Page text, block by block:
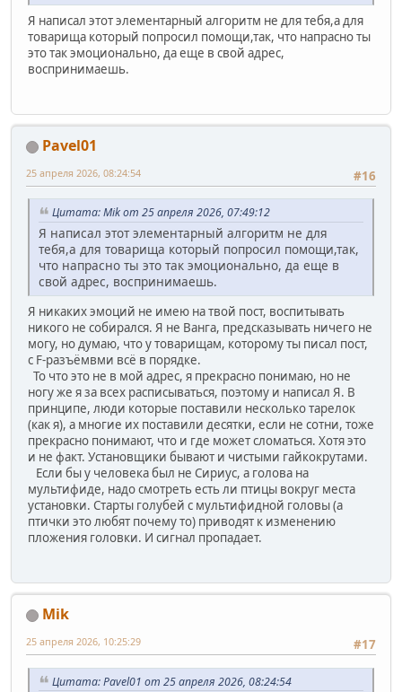
Я написал этот элементарный алгоритм не для тебя,а для
товарища который попросил помощи,так, что напрасно ты
это так эмоционально, да еще в свой адрес,
воспринимаешь.
Pavel01
#16
25 апреля 2026, 08:24:54
Цитата: Mik от 25 апреля 2026, 07:49:12
Я написал этот элементарный алгоритм не для
тебя,а для товарища который попросил помощи,так,
что напрасно ты это так эмоционально, да еще в
свой адрес, воспринимаешь.
Я никаких эмоций не имею на твой пост, воспитывать
никого не собирался. Я не Ванга, предсказывать ничего не
могу, но думаю, что у товарищам, которому ты писал пост,
с F-разъёмвми всё в порядке.
То что это не в мой адрес, я прекрасно понимаю, но не
ногу же я за всех расписываться, поэтому и написал Я. В
принципе, люди которые поставили несколько тарелок
(как я), а многие их поставили десятки, если не сотни, тоже
прекрасно понимают, что и где может сломаться. Хотя это
и не факт. Установщики бывают и чистыми гайкокрутами.
Если бы у человека был не Сириус, а голова на
мультифиде, надо смотреть есть ли птицы вокруг места
установки. Старты голубей с мультифидной головы (а
птички это любят почему то) приводят к изменению
пложения головки. И сигнал пропадает.
Mik
#17
25 апреля 2026, 10:25:29
Цитата: Pavel01 от 25 апреля 2026, 08:24:54